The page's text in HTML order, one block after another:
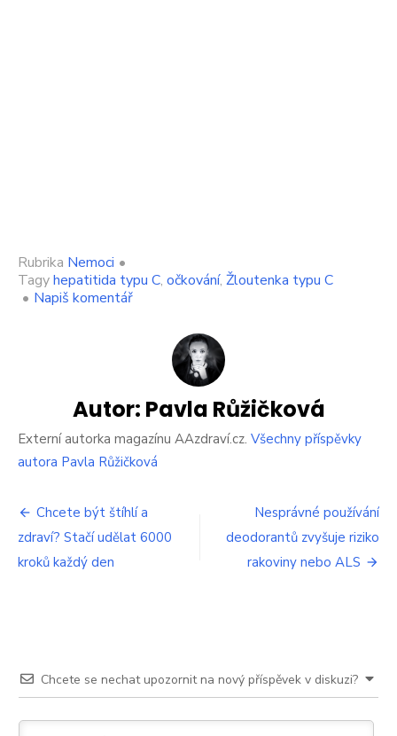
Rubrika Nemoci •
Tagyhepatitida typu C, očkování, Žloutenka typu C
• Napiš komentářon
bělmo?
nemusí
být
žloutenka
typu
Autor: Pavla Růžičková
Externí autorka magazínu AAzdraví.cz. Všechny příspěvky
autora Pavla Růžičková
Navigace
pro
příspěvek
Chcete být štíhlí a
zdraví? Stačí udělat 6000
kroků každý den
Nesprávné používání
deodorantů zvyšuje riziko
rakoviny nebo ALS
Chcete se nechat upozornit na nový příspěvek v diskuzi?